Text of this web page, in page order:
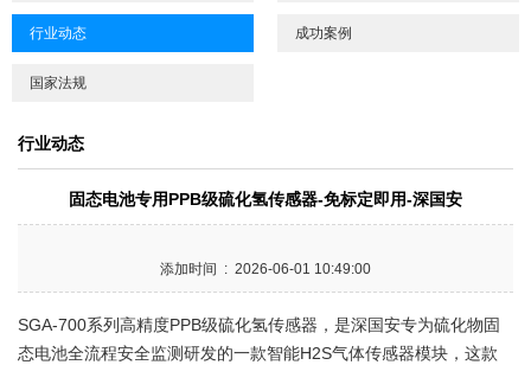
行业动态 成功案例
国家法规
行业动态
固态电池专用PPB级硫化氢传感器-免标定即用-深国安
添加时间 : 2026-06-01 10:49:00
SGA-700系列高精度PPB级硫化氢传感器，是深国安专为硫化物固
态电池全流程安全监测研发的一款智能H2S气体传感器模块，这款